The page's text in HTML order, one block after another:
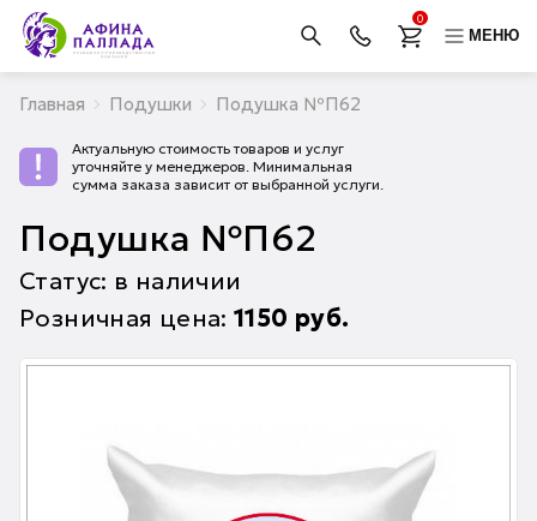
0
МЕНЮ
Главная Подушки Подушка №П62
Актуальную стоимость товаров и услуг
уточняйте у менеджеров. Минимальная
сумма заказа зависит от выбранной услуги.
Подушка №П62
Статус: в наличии
Розничная цена:1150 руб.